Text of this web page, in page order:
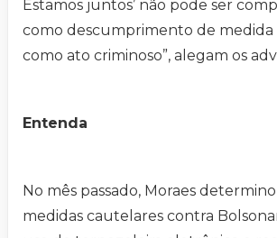
Estamos juntos’ não pode ser
como descumprimento de
como ato criminoso”, alegam os
Entenda
No mês passado, Moraes
medidas cautelares contra